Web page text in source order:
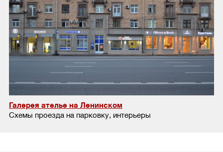
Галерея ателье на Ленинском
Схемы проезда на парковку, интерьеры